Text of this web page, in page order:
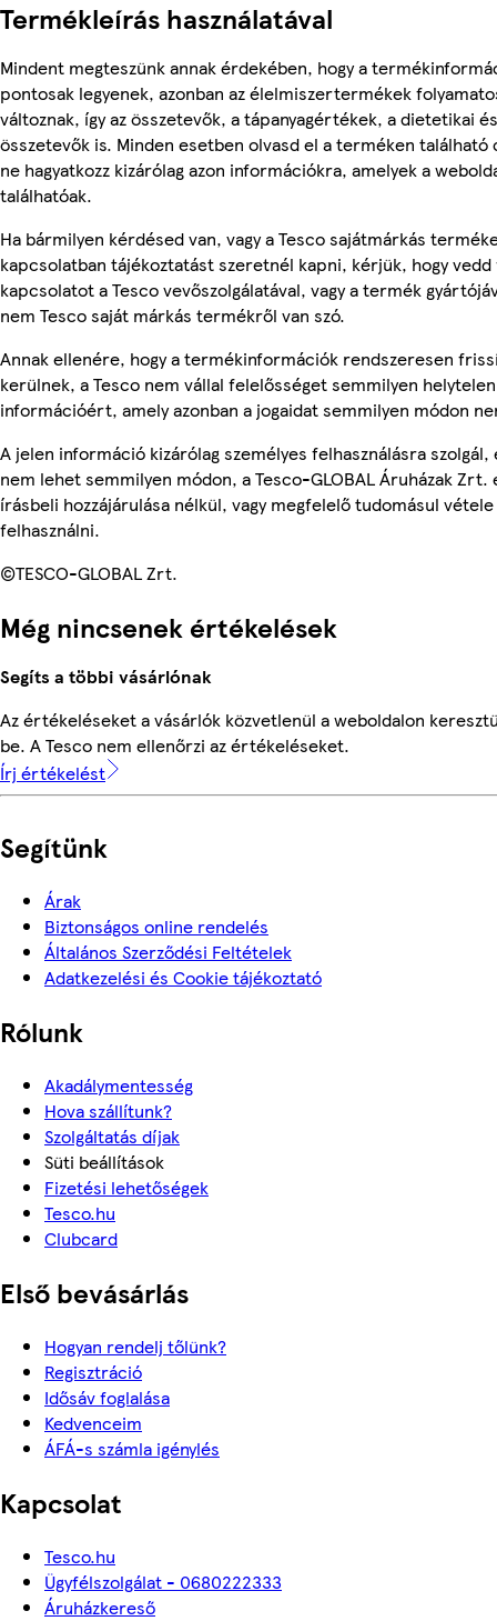
Termékleírás használatával
Mindent megteszünk annak érdekében, hogy a
pontosak legyenek, azonban az élelmiszertermékek
változnak, így az összetevők, a tápanyagértékek, a dietetikai
összetevők is. Minden esetben olvasd el a terméken található
ne hagyatkozz kizárólag azon információkra, amelyek a
találhatóak.
Ha bármilyen kérdésed van, vagy a Tesco sajátmárkás
kapcsolatban tájékoztatást szeretnél kapni, kérjük, hogy vedd
kapcsolatot a Tesco vevőszolgálatával, vagy a termék
nem Tesco saját márkás termékről van szó.
Annak ellenére, hogy a termékinformációk rendszeresen
kerülnek, a Tesco nem vállal felelősséget semmilyen helytelen
információért, amely azonban a jogaidat semmilyen módon
A jelen információ kizárólag személyes felhasználásra szolgál,
nem lehet semmilyen módon, a Tesco-GLOBAL Áruházak Zrt.
írásbeli hozzájárulása nélkül, vagy megfelelő tudomásul
felhasználni.
©TESCO-GLOBAL Zrt.
Még nincsenek értékelések
Segíts a többi vásárlónak
Az értékeléseket a vásárlók közvetlenül a weboldalon
be. A Tesco nem ellenőrzi az értékeléseket.
Írj értékelést
Segítünk
Árak
Biztonságos online rendelés
Általános Szerződési Feltételek
Adatkezelési és Cookie tájékoztató
Rólunk
Akadálymentesség
Hova szállítunk?
Szolgáltatás díjak
Süti beállítások
Fizetési lehetőségek
Tesco.hu
Clubcard
Első bevásárlás
Hogyan rendelj tőlünk?
Regisztráció
Idősáv foglalása
Kedvenceim
ÁFÁ-s számla igénylés
Kapcsolat
Tesco.hu
Ügyfélszolgálat - 0680222333
Áruházkereső